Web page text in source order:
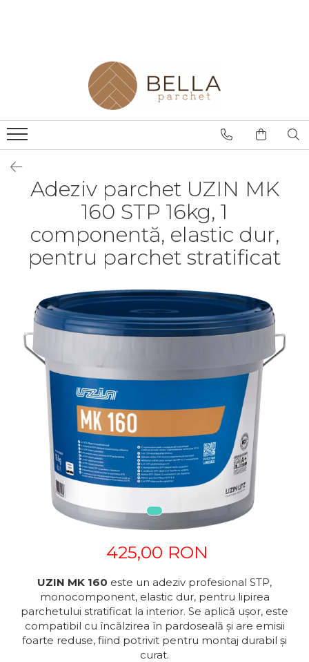
Stratificat
Montaj Parchet
SPC
Grund Parchet
Lac Parchet
Ulei Parchet
Adeziv
Șapă
Raschetare Parchet
Reconditionare Parchet
Montaj Și Finisaj Parchet
Adeziv parchet UZIN MK
160 STP 16kg, 1
componentă, elastic dur,
pentru parchet stratificat
425,00 RON
UZIN MK 160 este un adeziv profesional STP,
monocomponent, elastic dur, pentru lipirea
parchetului stratificat la interior. Se aplică ușor, este
compatibil cu încălzirea în pardoseală și are emisii
foarte reduse, fiind potrivit pentru montaj durabil și
curat.